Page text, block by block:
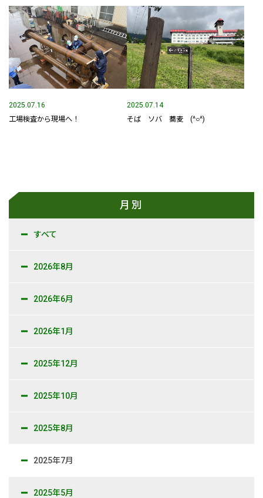
2025.07.16
工場検査から現場へ！
2025.07.14
そば ソバ 蕎麦 (^○^)
月別
すべて
2026年8月
2026年6月
2026年1月
2025年12月
2025年10月
2025年8月
2025年7月
2025年5月
SDGsの取組
事業内容
土木部門
融雪部門
採用メッセージ
一般採用 アグリ事業部
社内制度・福利厚生